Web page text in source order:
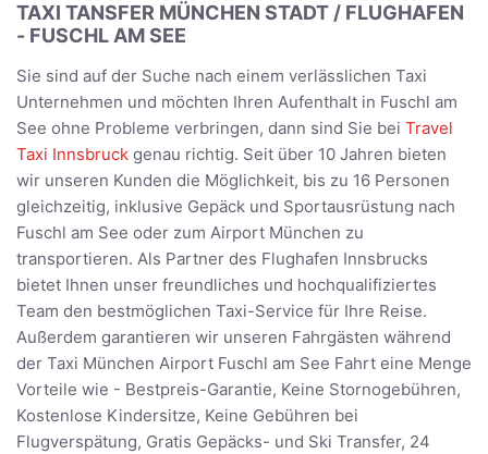
TAXI TANSFER MÜNCHEN STADT / FLUGHAFEN
- FUSCHL AM SEE
Sie sind auf der Suche nach einem verlässlichen Taxi
Unternehmen und möchten Ihren Aufenthalt in Fuschl am
See ohne Probleme verbringen, dann sind Sie bei Travel
Taxi Innsbruck genau richtig. Seit über 10 Jahren bieten
wir unseren Kunden die Möglichkeit, bis zu 16 Personen
gleichzeitig, inklusive Gepäck und Sportausrüstung nach
Fuschl am See oder zum Airport München zu
transportieren. Als Partner des Flughafen Innsbrucks
bietet Ihnen unser freundliches und hochqualifiziertes
Team den bestmöglichen Taxi-Service für Ihre Reise.
Außerdem garantieren wir unseren Fahrgästen während
der Taxi München Airport Fuschl am See Fahrt eine Menge
Vorteile wie - Bestpreis-Garantie, Keine Stornogebühren,
Kostenlose Kindersitze, Keine Gebühren bei
Flugverspätung, Gratis Gepäcks- und Ski Transfer, 24